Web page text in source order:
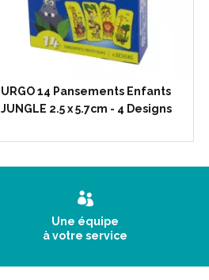
URGO 14 Pansements Enfants
JUNGLE 2.5 x 5.7cm - 4 Designs
Une équipe
à votre service